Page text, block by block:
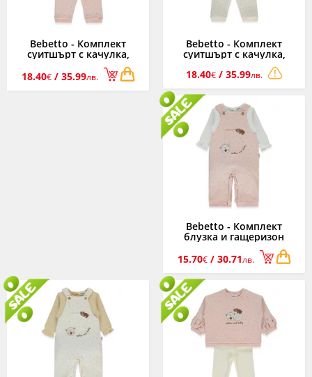
Bebetto - Комплект
суитшърт с качулка,
тениска и панталон
Mother and Baby K4915DR,
момиче, розов, 3-24 м.
18.40€/ 35.99лв.
Bebetto - Комплект
суитшърт с качулка,
тениска и панталон
Mother and Baby K4915E,
18.40€/ 35.99лв.
Bebetto - Комплект
блузка и гащеризон
Mother and Baby K4916DR,
момиче, розов, 3-24 м.
15.70€/ 30.71лв.